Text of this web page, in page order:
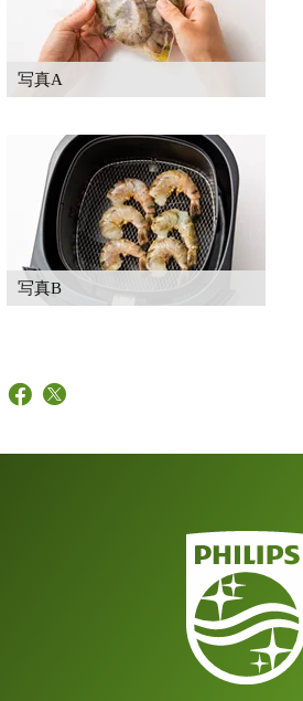
写真A
写真B